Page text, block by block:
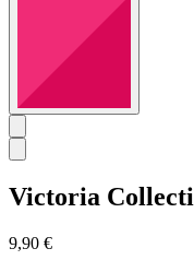
Victoria
9,90 €